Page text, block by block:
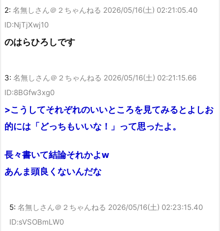
2: 名無しさん＠２ちゃんねる 2026/05/16(土) 02:21:05.40
ID:NjTjXwj10
のはらひろしです
3: 名無しさん＠２ちゃんねる 2026/05/16(土) 02:21:15.66
ID:8BGfw3xg0
>こうしてそれぞれのいいところを見てみるとよしお
的には「どっちもいいな！」って思ったよ。
長々書いて結論それかよw
あんま頭良くないんだな
5: 名無しさん＠２ちゃんねる 2026/05/16(土) 02:23:15.40
ID:sVSOBmLW0